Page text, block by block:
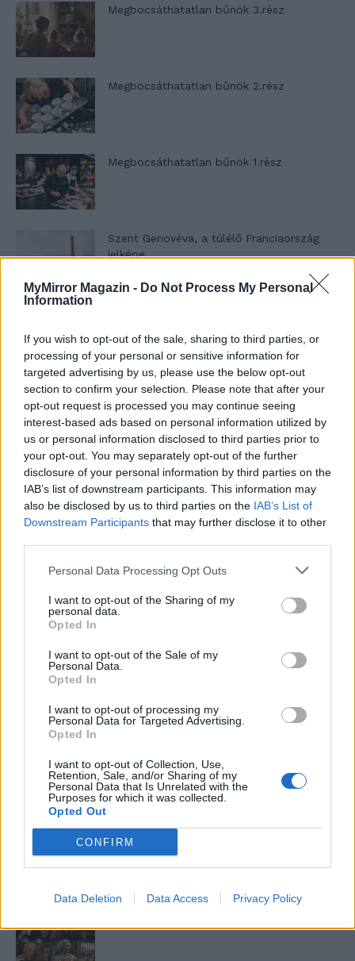
MyMirror Magazin - Do Not Process My Personal
Information
If you wish to opt-out of the sale, sharing to third parties, or
processing of your personal or sensitive information for
targeted advertising by us, please use the below opt-out
section to confirm your selection. Please note that after your
opt-out request is processed you may continue seeing
interest-based ads based on personal information utilized by
us or personal information disclosed to third parties prior to
your opt-out. You may separately opt-out of the further
disclosure of your personal information by third parties on the
IAB’s list of downstream participants. This information may
also be disclosed by us to third parties on the IAB’s List of
Downstream Participants that may further disclose it to other
Personal Data Processing Opt Outs
I want to opt-out of the Sharing of my
personal data.
Opted In
I want to opt-out of the Sale of my
Personal Data.
Opted In
I want to opt-out of processing my
Personal Data for Targeted Advertising.
Opted In
I want to opt-out of Collection, Use,
Retention, Sale, and/or Sharing of my
Personal Data that Is Unrelated with the
Purposes for which it was collected.
Opted Out
CONFIRM
Data Deletion Data Access Privacy Policy
Megbocsáthatatlan bűnök 3.rész
Megbocsáthatatlan bűnök 2.rész
Megbocsáthatatlan bűnök 1.rész
Szent Genovéva, a túlélő Franciaország
jelképe
Minka 11. rész
T. szereti a fiatal lányokat 14. rész
Pedig szóltam… – Miért nem hiszünk a
A legidegesítőbb kifejezések laza
13. rész
Woody Allen megosztó zsenialitása
A világ legismertebb ruhái